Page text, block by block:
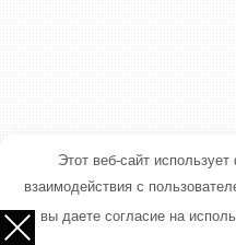
Этот веб-сайт
взаимодействия с
вы даете согласие на